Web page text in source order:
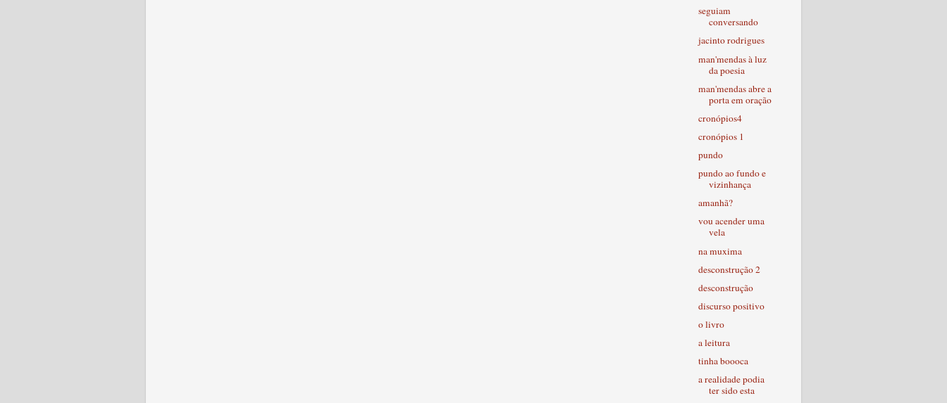
seguiam
conversando
jacinto rodrigues
man'mendas à luz
da poesia
man'mendas abre a
porta em oração
cronópios4
cronópios 1
pundo
pundo ao fundo e
vizinhança
amanhã?
vou acender uma
vela
na muxima
desconstrução 2
desconstrução
discurso positivo
o livro
a leitura
tinha boooca
a realidade podia
ter sido esta